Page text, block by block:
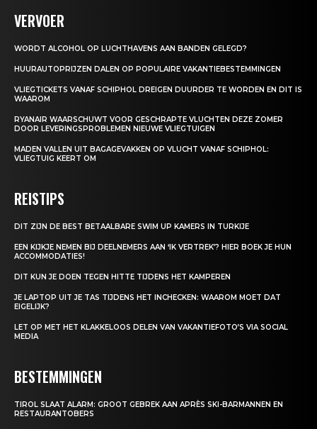
VERVOER
WORDT ALCOHOL OP LUCHTHAVENS AAN BANDEN GELEGD?
HUURAUTOPRIJZEN DALEN OP POPULAIRE VAKANTIEBESTEMMINGEN
VLIEGTICKETS VANAF SCHIPHOL DREIGEN DUURDER TE WORDEN EN DIT IS
WAAROM
RYANAIR WAARSCHUWT VOOR GESCHRAPTE VLUCHTEN DEZE ZOMER
DOOR LEVERINGSPROBLEMEN NIEUWE VLIEGTUIGEN
MADEN VALLEN UIT BAGAGEVAKKEN OP VLUCHT VANAF SCHIPHOL:
VLIEGTUIG KEERT OM
REISTIPS
DIT ZIJN DE BEST BETAALBARE SWIM UP KAMERS IN TURKIJE
EEN KIJKJE NEMEN BIJ DEELNEMERS AAN ‘IK VERTREK’? HIER BOEK JE HUN
ACCOMMODATIES!
DIT KUN JE DOEN TEGEN HITTE TIJDENS HET KAMPEREN
JE LAPTOP UIT JE TAS TIJDENS HET INCHECKEN: WAAROM MOET DAT
EIGELIJK?
LET OP MET HET KLAKKELOOS DELEN VAN VAKANTIEFOTO’S VIA SOCIAL
MEDIA
BESTEMMINGEN
TIROL SLAAT ALARM: GROOT GEBREK AAN APRÈS SKI-BARMANNEN EN
RESTAURANTOBERS